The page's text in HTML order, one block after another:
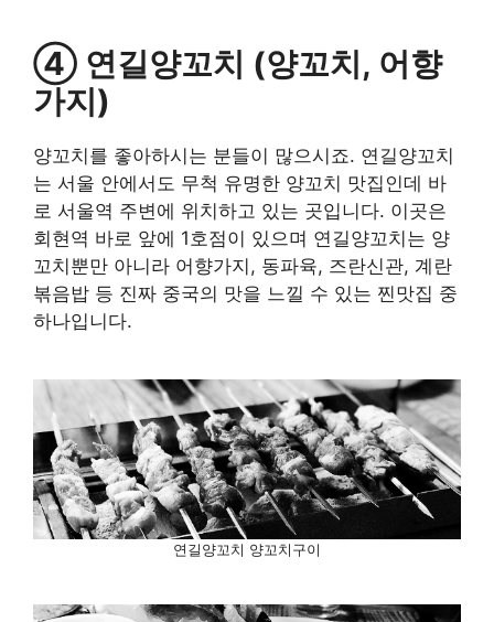
④ 연길양꼬치 (양꼬치, 어향
가지)
양꼬치를 좋아하시는 분들이 많으시죠. 연길양꼬치
는 서울 안에서도 무척 유명한 양꼬치 맛집인데 바
로 서울역 주변에 위치하고 있는 곳입니다. 이곳은
회현역 바로 앞에 1호점이 있으며 연길양꼬치는 양
꼬치뿐만 아니라 어향가지, 동파육, 즈란신관, 계란
볶음밥 등 진짜 중국의 맛을 느낄 수 있는 찐맛집 중
하나입니다.
연길양꼬치 양꼬치구이